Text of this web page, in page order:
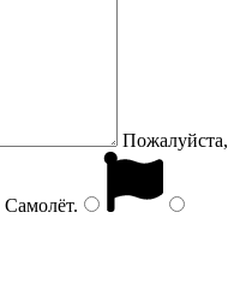
Пожалуйста,
Самолёт.